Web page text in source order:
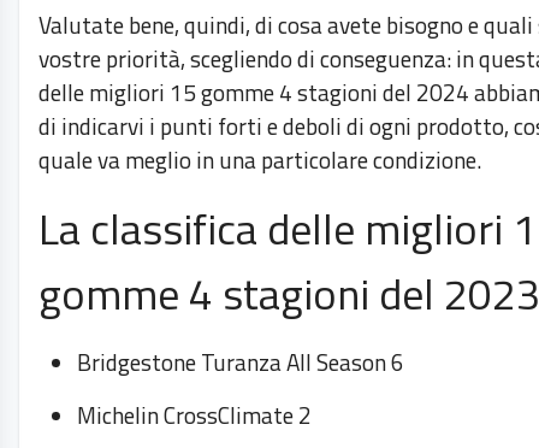
Valutate bene, quindi, di cosa avete bisogno e quali
vostre priorità, scegliendo di conseguenza: in
delle migliori 15 gomme 4 stagioni del 2024
di indicarvi i punti forti e deboli di ogni prodotto,
quale va meglio in una particolare condizione.
La classifica delle migliori
gomme 4 stagioni del
Bridgestone Turanza All Season 6
Michelin CrossClimate 2